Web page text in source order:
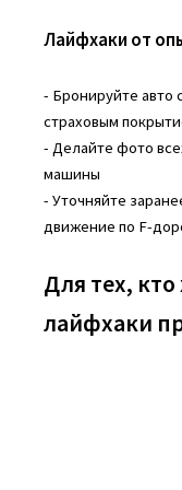
Лайфхаки от
- Бронируйте авто
страховым
- Делайте фото
машины
- Уточняйте
движение по F-
Для тех,
лайфхаки